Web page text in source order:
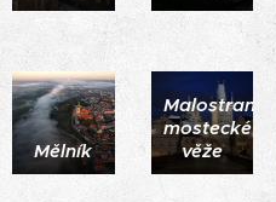
Mělník
Malostranské
mostecké
věže